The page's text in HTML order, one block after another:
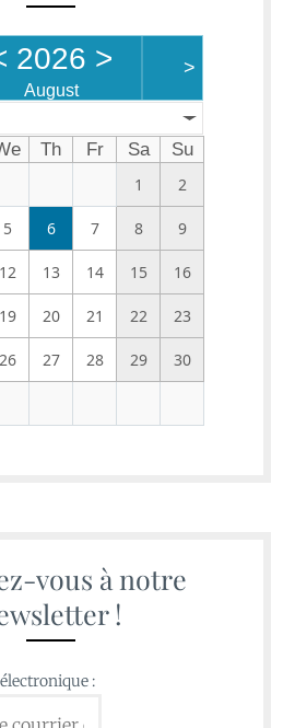
2026 >
August
>
Th Fr Sa
Su
1
2
5 6 7 8 9
12 13 14 15 16
19 20 21 22 23
26 27 28 29 30
vous à notre
!
: